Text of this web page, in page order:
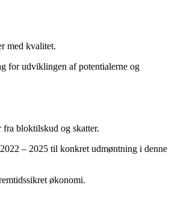
med kvalitet.
for udviklingen af potentialerne og
bloktilskud og skatter.
– 2025 til konkret udmøntning i denne
økonomi.